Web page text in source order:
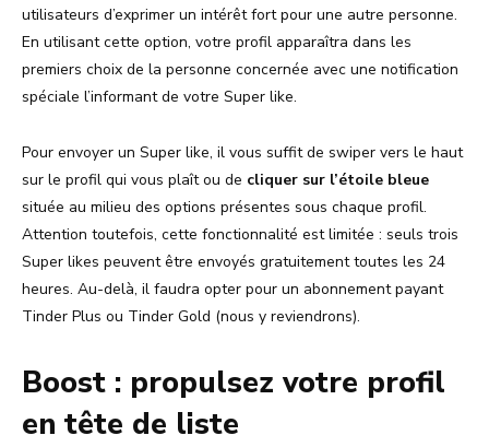
utilisateurs d’exprimer un intérêt fort pour une autre personne.
En utilisant cette option, votre profil apparaîtra dans les
premiers choix de la personne concernée avec une notification
spéciale l’informant de votre Super like.
Pour envoyer un Super like, il vous suffit de swiper vers le haut
sur le profil qui vous plaît ou de cliquer sur l’étoile bleue
située au milieu des options présentes sous chaque profil.
Attention toutefois, cette fonctionnalité est limitée : seuls trois
Super likes peuvent être envoyés gratuitement toutes les 24
heures. Au-delà, il faudra opter pour un abonnement payant
Tinder Plus ou Tinder Gold (nous y reviendrons).
Boost : propulsez votre profil
en tête de liste